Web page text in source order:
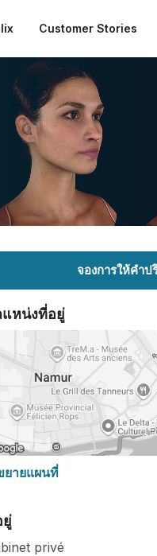
Customer Stories
จองการให้คำ
แหน่งที่อยู่
ยายแผนที่
ยู่
privé